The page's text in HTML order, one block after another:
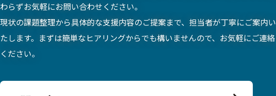
わらずお気軽にお問い合わせください。
現状の課題整理から具体的な支援内容のご提案まで、担当者が丁寧にご案内い
たします。まずは簡単なヒアリングからでも構いませんので、お気軽にご連絡
ください。